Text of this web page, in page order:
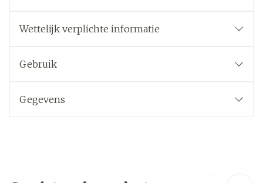
Wettelijk verplichte informatie
Gebruik
Gegevens